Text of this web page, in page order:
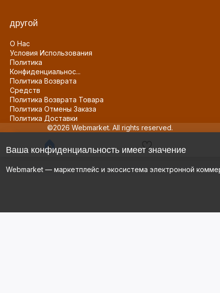
другой
О Нас
Условия Использования
Политика
Конфиденциальнос...
Политика Возврата
Средств
Политика Возврата Товара
Политика Отмены Заказа
Политика Доставки
©2026 Webmarket. All rights reserved.
Ваша конфиденциальность имеет значение
Webmarket — маркетплейс и экосистема электронной